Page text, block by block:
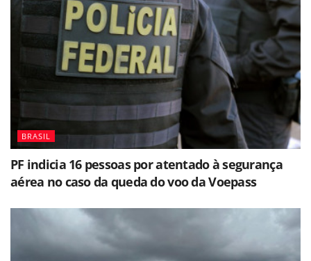
BRASIL
PF indicia 16 pessoas por atentado à segurança
aérea no caso da queda do voo da Voepass